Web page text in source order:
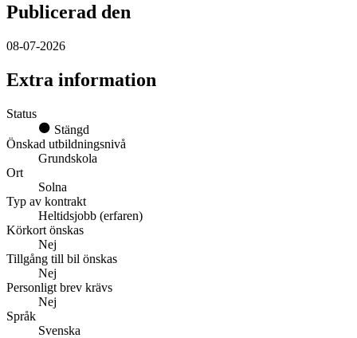
Publicerad den
08-07-2026
Extra information
Status
Stängd
Önskad utbildningsnivå
Grundskola
Ort
Solna
Typ av kontrakt
Heltidsjobb (erfaren)
Körkort önskas
Nej
Tillgång till bil önskas
Nej
Personligt brev krävs
Nej
Språk
Svenska